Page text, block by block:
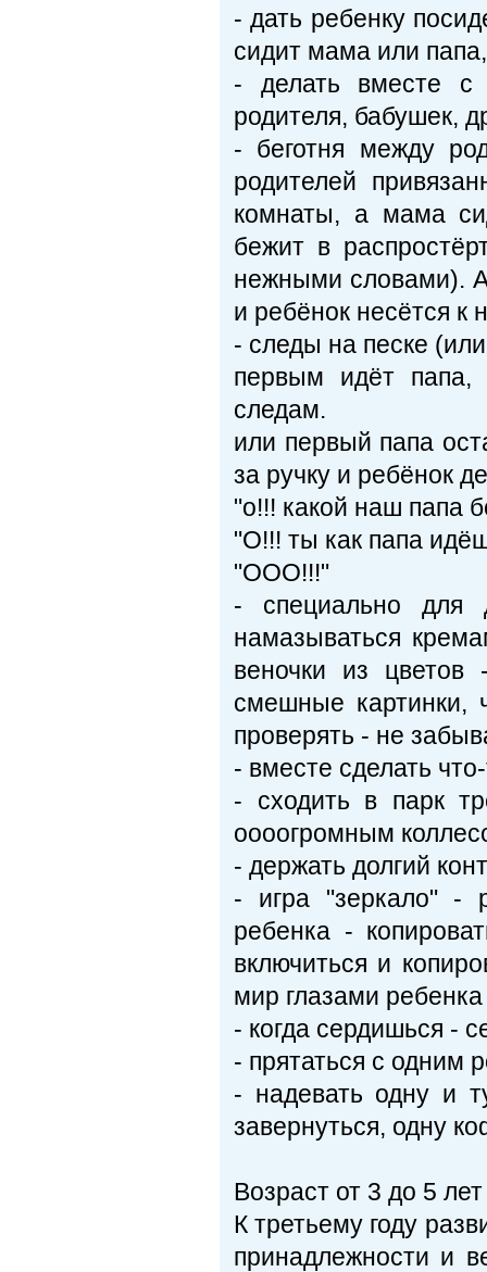
- дать ребенку
сидит мама или
- делать вместе с
родителя, бабушек,
- беготня между
родителей
комнаты, а мама
бежит в
нежными словами).
и ребёнок несётся к
- следы на песке
первым идёт папа,
следам.
или первый папа
за ручку и ребёнок
"о!!! какой наш папа
"О!!! ты как папа
"ООО!!!"
- специально для
намазываться
веночки из
смешные картинки,
проверять - не
- вместе сделать
- сходить в парк
оооогромным
- держать долгий
- игра "зеркало" -
ребенка -
включиться и
мир глазами ребенка
- когда сердишься -
- прятаться с одним
- надевать одну и
завернуться, одну
Возраст от 3 до 5 лет
К третьему году
принадлежности и